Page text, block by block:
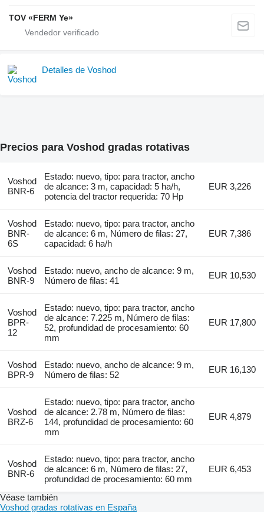
TOV «FERM Ye»
Detalles de Voshod
Precios para Voshod gradas rotativas
Voshod
BNR-6
Estado: nuevo, tipo: para tractor, ancho
de alcance: 3 m, capacidad: 5 ha/h,
potencia del tractor requerida: 70 Hp
EUR 3,226
Voshod
BNR-
6S
Estado: nuevo, tipo: para tractor, ancho
de alcance: 6 m, Número de filas: 27,
capacidad: 6 ha/h
EUR 7,386
Voshod
BNR-9
Estado: nuevo, ancho de alcance: 9 m,
Número de filas: 41
EUR 10,530
Voshod
BPR-
12
Estado: nuevo, tipo: para tractor, ancho
de alcance: 7.225 m, Número de filas:
52, profundidad de procesamiento: 60
mm
EUR 17,800
Voshod
BPR-9
Estado: nuevo, ancho de alcance: 9 m,
Número de filas: 52
EUR 16,130
Voshod
BRZ-6
Estado: nuevo, tipo: para tractor, ancho
de alcance: 2.78 m, Número de filas:
144, profundidad de procesamiento: 60
mm
EUR 4,879
Voshod
BNR-6
Estado: nuevo, tipo: para tractor, ancho
de alcance: 6 m, Número de filas: 27,
profundidad de procesamiento: 60 mm
EUR 6,453
Véase también
Voshod gradas rotativas en España